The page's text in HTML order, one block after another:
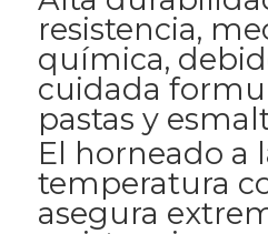
resistencia,
química,
cuidada
pastas y
El horneado a
temperatura
asegura